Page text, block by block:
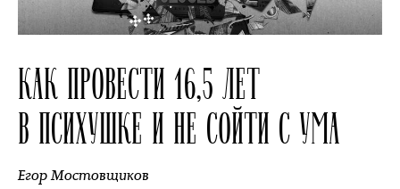
КАК ПРОВЕСТИ 16,5 ЛЕТ
В ПСИХУШКЕ И НЕ СОЙТИ С УМА
Егор Мостовщиков